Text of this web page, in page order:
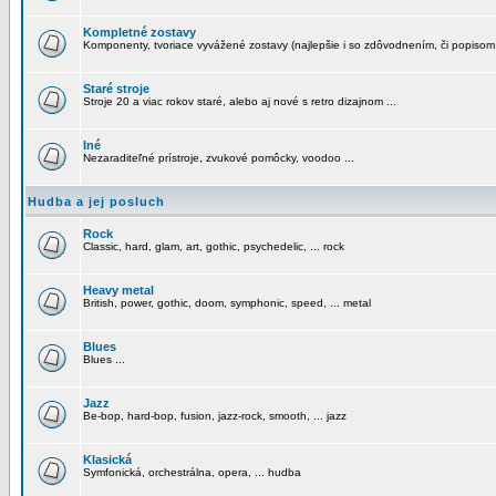
Kompletné zostavy
Komponenty, tvoriace vyvážené zostavy (najlepšie i so zdôvodnením, či
Staré stroje
Stroje 20 a viac rokov staré, alebo aj nové s retro dizajnom ...
Iné
Nezaraditeľné prístroje, zvukové pomôcky, voodoo ...
Hudba a jej posluch
Rock
Classic, hard, glam, art, gothic, psychedelic, ... rock
Heavy metal
British, power, gothic, doom, symphonic, speed, ... metal
Blues
Blues ...
Jazz
Be-bop, hard-bop, fusion, jazz-rock, smooth, ... jazz
Klasická
Symfonická, orchestrálna, opera, ... hudba